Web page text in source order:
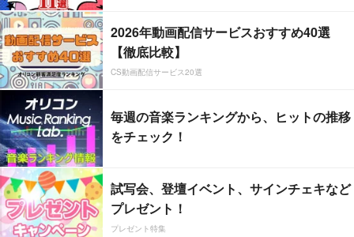
2026年動画配信サービスおすすめ40選
【徹底比較】
CS動画配信サービス20選
毎週の音楽ランキングから、ヒットの推移
をチェック！
試写会、登壇イベント、サインチェキなど
プレゼント！
プレゼント特集